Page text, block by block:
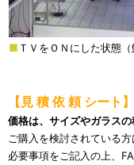
■ ＴＶをＯＮにした状態（
【見 積 依 頼 シート】
価格は、サイズやガラス
ご購入を検討されている
必要事項をご記入の上、